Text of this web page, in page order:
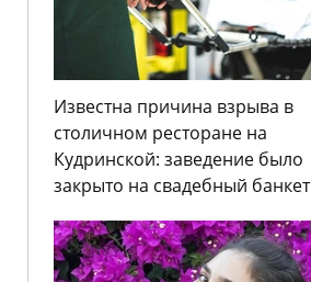
Известна причина взрыва в
столичном ресторане на
Кудринской: заведение было
закрыто на свадебный банкет